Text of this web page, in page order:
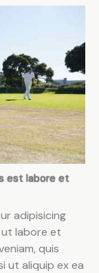
est labore et
adipisicing
labore et
quis
ut aliquip ex ea